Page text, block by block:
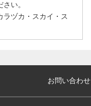
い。
ラヅカ・スカイ・ス
お問い合わせ